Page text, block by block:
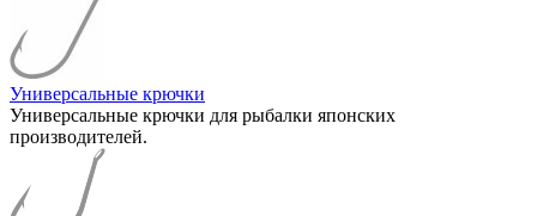
Универсальные крючки
Универсальные крючки для рыбалки японских
производителей.